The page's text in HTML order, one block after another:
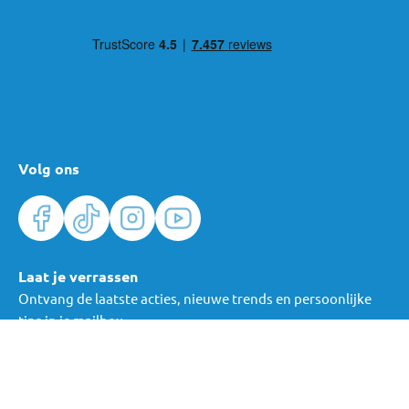
Volg ons
Laat je verrassen
Ontvang de laatste acties, nieuwe trends en persoonlijke
tips in je mailbox.